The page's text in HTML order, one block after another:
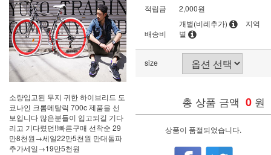
소량입고된 무지 귀한 하이브리드 도
쿄나인 크롬메탈릭 700c 제품을 선
보입니다 많은분들이 입고되길 기다
리고 기다렸던!!빠른구매 선착순 29
만8천원→세일22만5천원 만대돌파
추가세일→19만5천원
적립금
2,000원
배송비
개별(비례추가)
지역
별
size
총 상품 금액 0 원
상품이 품절되었습니다.